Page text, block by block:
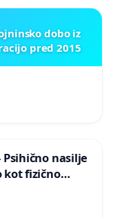
dobo iz
pred 2015
Psihično nasilje
kot fizično